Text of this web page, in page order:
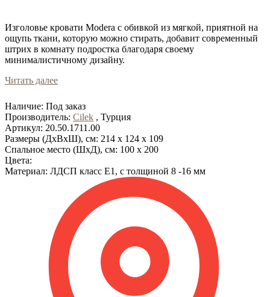
Изголовье кровати Modera с обивкой из мягкой, приятной на
ощупь ткани, которую можно стирать, добавит современный
штрих в комнату подростка благодаря своему
минималистичному дизайну.
Читать далее
Наличие: Под заказ
Производитель: Cilek , Турция
Артикул: 20.50.1711.00
Размеры (ДхВхШ), см: 214 x 124 x 109
Cпальное место (ШхД), см: 100 x 200
Цвета:
Материал: ЛДСП класс Е1, с толщиной 8 -16 мм